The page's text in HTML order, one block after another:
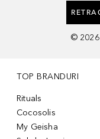
© 2026
TOP BRANDURI
Rituals
Cocosolis
My Geisha